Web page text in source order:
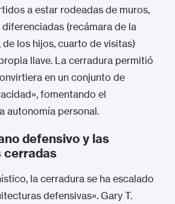
a estar rodeadas de muros,
(recámara de la
de los hijos, cuarto de visitas)
llave. La cerradura permitió
en un conjunto de
fomentando el
autonomía personal.
defensivo y las
cerradas
la cerradura se ha escalado
defensivas». Gary T.